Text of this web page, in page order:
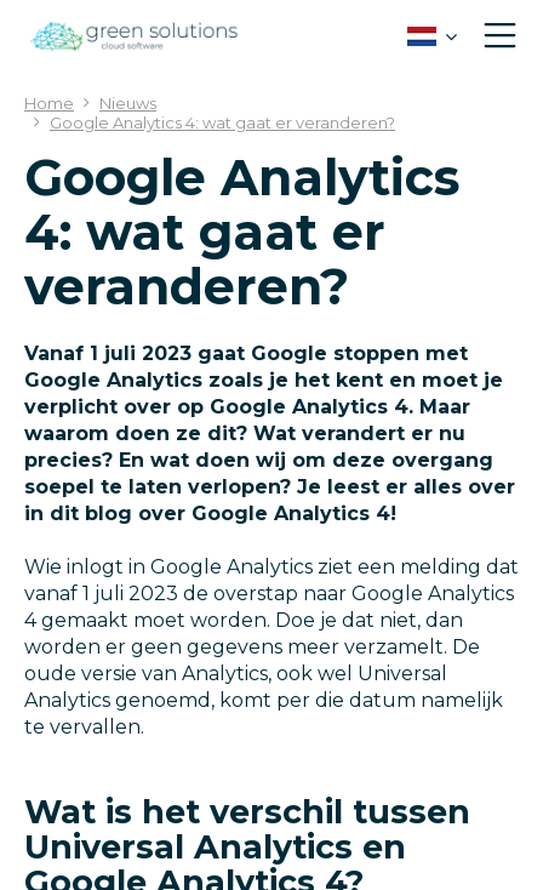
Home
Nieuws
Google Analytics 4: wat gaat er veranderen?
Google Analytics
4: wat gaat er
veranderen?
Vanaf 1 juli 2023 gaat Google stoppen met
Google Analytics zoals je het kent en moet je
verplicht over op Google Analytics 4. Maar
waarom doen ze dit? Wat verandert er nu
precies? En wat doen wij om deze overgang
soepel te laten verlopen? Je leest er alles over
in dit blog over Google Analytics 4!
Wie inlogt in Google Analytics ziet een melding dat
vanaf 1 juli 2023 de overstap naar Google Analytics
4 gemaakt moet worden. Doe je dat niet, dan
worden er geen gegevens meer verzamelt. De
oude versie van Analytics, ook wel Universal
Analytics genoemd, komt per die datum namelijk
te vervallen.
Wat is het verschil tussen
Universal Analytics en